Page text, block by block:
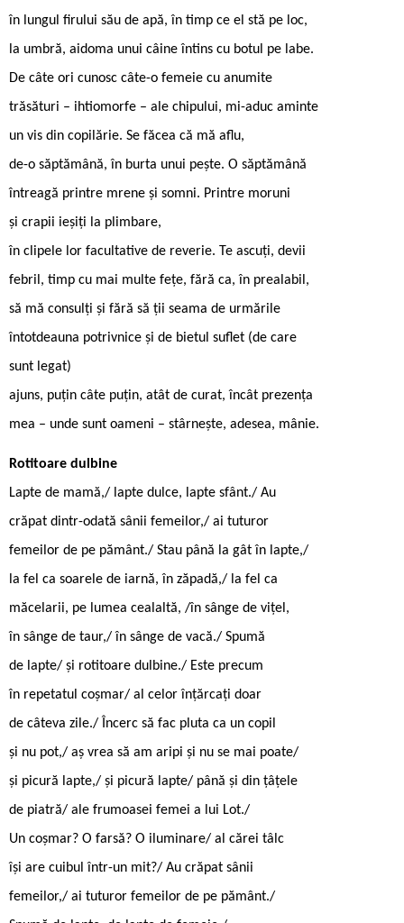
în lungul firului său de apă, în timp ce el stă pe loc,
la umbră, aidoma unui câine întins cu botul pe labe.
De câte ori cunosc câte-o femeie cu anumite
trăsături – ihtiomorfe – ale chipului, mi-aduc aminte
un vis din copilărie. Se făcea că mă aflu,
de-o săptămână, în burta unui pește. O săptămână
întreagă printre mrene și somni. Printre moruni
și crapii ieșiți la plimbare,
în clipele lor facultative de reverie. Te ascuți, devii
febril, timp cu mai multe fețe, fără ca, în prealabil,
să mă consulți și fără să ții seama de urmările
întotdeauna potrivnice și de bietul suflet (de care
sunt legat)
ajuns, puțin câte puțin, atât de curat, încât prezența
mea – unde sunt oameni – stârnește, adesea, mânie.
Rotitoare dulbine
Lapte de mamă,/ lapte dulce, lapte sfânt./ Au
crăpat dintr-odată sânii femeilor,/ ai tuturor
femeilor de pe pământ./ Stau până la gât în lapte,/
la fel ca soarele de iarnă, în zăpadă,/ la fel ca
măcelarii, pe lumea cealaltă, /în sânge de vițel,
în sânge de taur,/ în sânge de vacă./ Spumă
de lapte/ și rotitoare dulbine./ Este precum
în repetatul coșmar/ al celor înțărcați doar
de câteva zile./ Încerc să fac pluta ca un copil
și nu pot,/ aș vrea să am aripi și nu se mai poate/
și picură lapte,/ și picură lapte/ până și din țâțele
de piatră/ ale frumoasei femei a lui Lot./
Un coșmar? O farsă? O iluminare/ al cărei tâlc
își are cuibul într-un mit?/ Au crăpat sânii
femeilor,/ ai tuturor femeilor de pe pământ./